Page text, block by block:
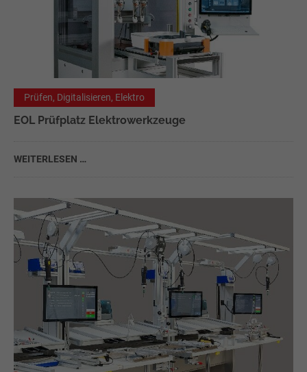
Prüfen, Digitalisieren, Elektro
EOL Prüfplatz Elektrowerkzeuge
WEITERLESEN …